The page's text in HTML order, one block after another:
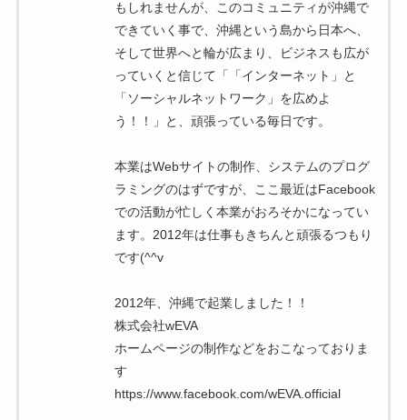
もしれませんが、このコミュニティが沖縄で
できていく事で、沖縄という島から日本へ、
そして世界へと輪が広まり、ビジネスも広が
っていくと信じて「「インターネット」と
「ソーシャルネットワーク」を広めよ
う！！」と、頑張っている毎日です。
本業はWebサイトの制作、システムのプログ
ラミングのはずですが、ここ最近はFacebook
での活動が忙しく本業がおろそかになってい
ます。2012年は仕事もきちんと頑張るつもり
です(^^v
2012年、沖縄で起業しました！！
株式会社wEVA
ホームページの制作などをおこなっておりま
す
https://www.facebook.com/wEVA.official